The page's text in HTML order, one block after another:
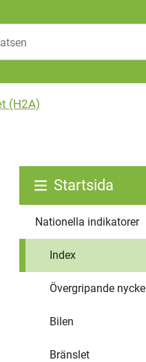
(H2A)
Startsida
Nationella indikatorer
Index
Övergripande
Bilen
Bränslet